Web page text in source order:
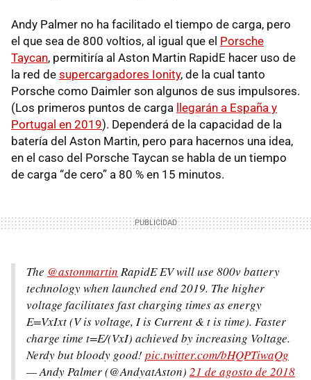
Andy Palmer no ha facilitado el tiempo de carga, pero
el que sea de 800 voltios, al igual que el Porsche
Taycan, permitiría al Aston Martin RapidE hacer uso de
la red de supercargadores Ionity, de la cual tanto
Porsche como Daimler son algunos de sus impulsores.
(Los primeros puntos de carga llegarán a España y
Portugal en 2019). Dependerá de la capacidad de la
batería del Aston Martin, pero para hacernos una idea,
en el caso del Porsche Taycan se habla de un tiempo
de carga “de cero” a 80 % en 15 minutos.
The @astonmartin RapidE EV will use 800v battery
technology when launched end 2019. The higher
voltage facilitates fast charging times as energy
E=VxIxt (V is voltage, I is Current & t is time). Faster
charge time t=E/(VxI) achieved by increasing Voltage.
Nerdy but bloody good! pic.twitter.com/bHQPTiwaQg
— Andy Palmer (@AndyatAston) 21 de agosto de 2018